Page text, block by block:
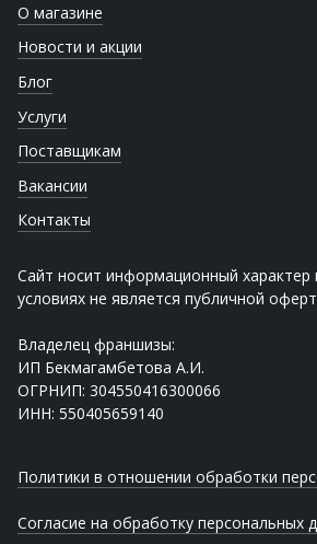
О магазине
Новости и акции
Блог
Услуги
Поставщикам
Вакансии
Контакты
Сайт носит информационный характер
условиях не является публичной
Владелец франшизы:
ИП Бекмагамбетова А.И.
ОГРНИП: 304550416300066
ИНН: 550405659140
Политики в отношении обработки
Согласие на обработку персональных